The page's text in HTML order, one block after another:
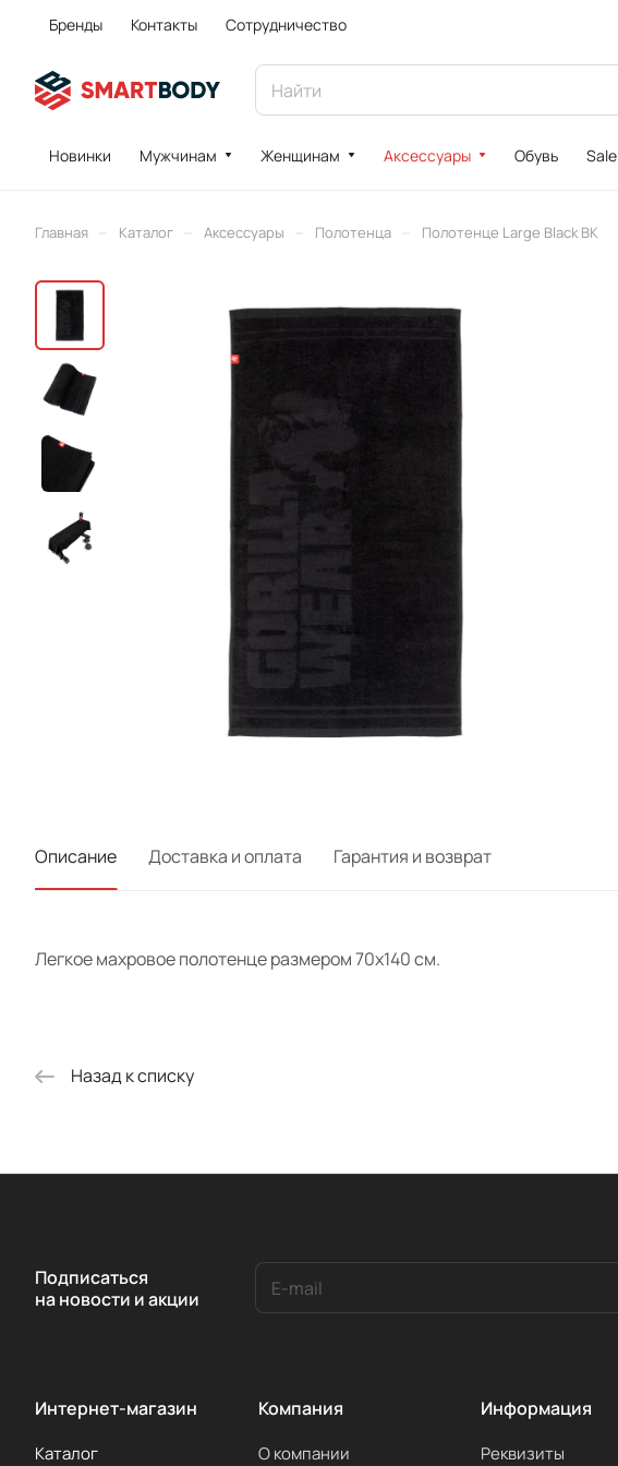
Бренды Контакты Сотрудничество
Новинки Мужчинам Женщинам Аксессуары Обувь Sale
Главная Каталог Аксессуары Полотенца Полотенце Large Black BK
Описание Доставка и оплата Гарантия и возврат
Легкое махровое полотенце размером 70х140 см.
Назад к списку
Подписаться
на новости и акции
Интернет-магазин
Каталог
Компания
О компании
Информация
Реквизиты